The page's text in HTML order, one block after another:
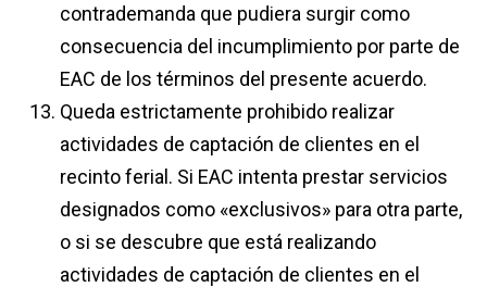
contrademanda que pudiera surgir como
consecuencia del incumplimiento por parte de
EAC de los términos del presente acuerdo.
Queda estrictamente prohibido realizar
actividades de captación de clientes en el
recinto ferial. Si EAC intenta prestar servicios
designados como «exclusivos» para otra parte,
o si se descubre que está realizando
actividades de captación de clientes en el